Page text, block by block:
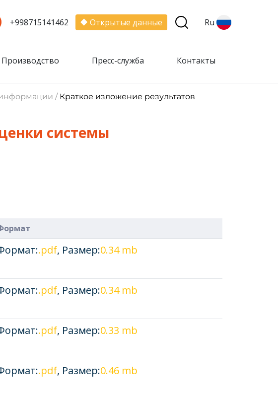
+998715141462 Открытые данные Ru
Производство Пресс-служба Контакты
информации / Краткое изложение результатов
системы
.pdf, Размер:0.34 mb
.pdf, Размер:0.34 mb
.pdf, Размер:0.33 mb
.pdf, Размер:0.46 mb